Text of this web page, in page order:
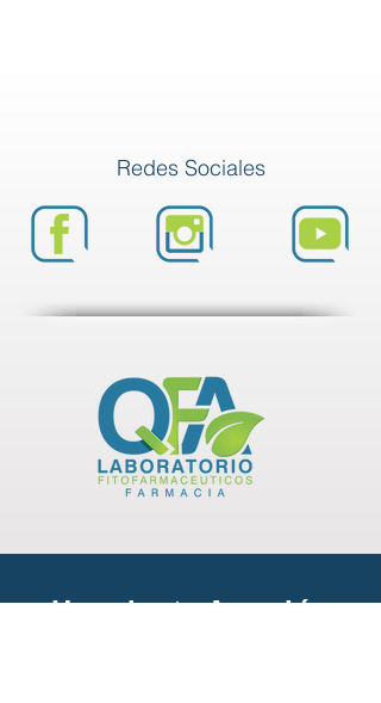
Redes Sociales
Horariode Atención